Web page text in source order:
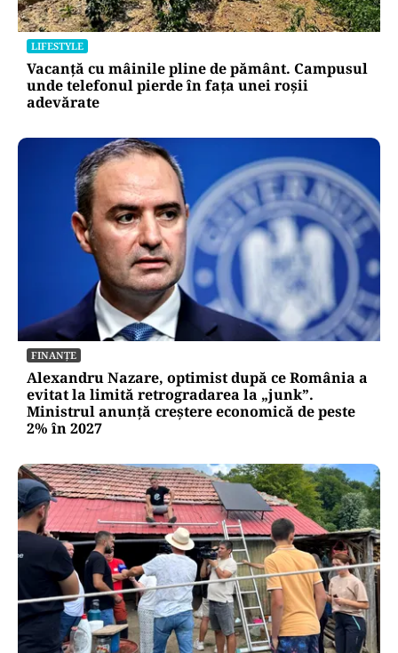
LIFESTYLE
Vacanță cu mâinile pline de pământ. Campusul
unde telefonul pierde în fața unei roșii
adevărate
FINANȚE
Alexandru Nazare, optimist după ce România a
evitat la limită retrogradarea la „junk”.
Ministrul anunță creștere economică de peste
2% în 2027